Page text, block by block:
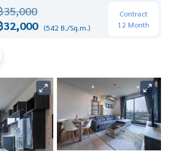
35,000
32,000 (542 B./Sq.m.)
Contract
12 Month